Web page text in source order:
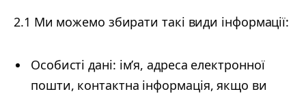
2.1 Ми можемо збирати такі види інформації:
Особисті дані: ім’я, адреса електронної
пошти, контактна інформація, якщо ви